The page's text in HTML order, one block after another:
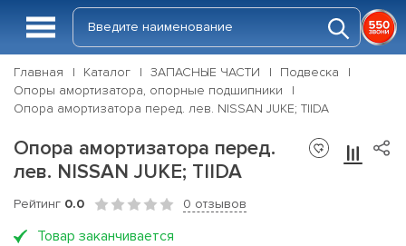
Главная Каталог ЗАПАСНЫЕ ЧАСТИ
Подвеска
Опоры амортизатора, опорные подшипники
Опора амортизатора перед. лев. NISSAN JUKE; TIIDA
Опора амортизатора перед.
лев. NISSAN JUKE; TIIDA
Рейтинг 0.0 0 отзывов
Товар заканчивается